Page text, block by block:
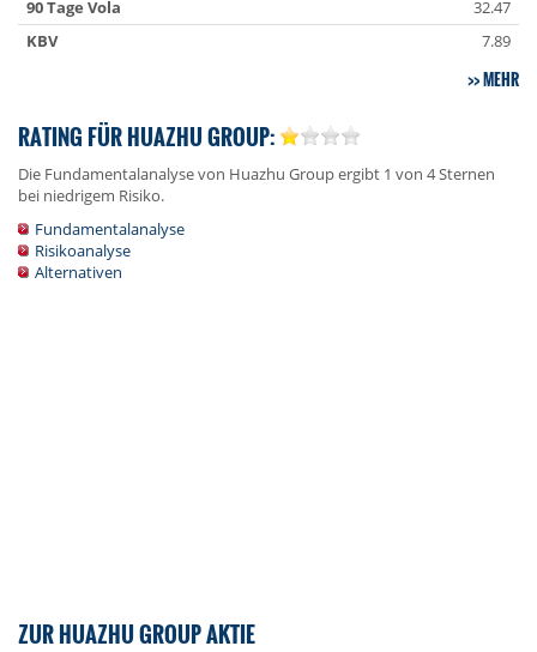
90 Tage Vola
32.47
KBV
7.89
MEHR
RATING FÜR HUAZHU GROUP:
Die Fundamentalanalyse von Huazhu Group ergibt 1 von 4 Sternen
bei niedrigem Risiko.
Fundamentalanalyse
Risikoanalyse
Alternativen
ZUR HUAZHU GROUP AKTIE